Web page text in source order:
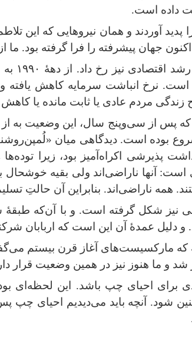
داده است.
آوردند و همان نیروهایی که این
جهان پیشرفته را فرا گرفته بود. ما
اقتصادی نیز رخ داد. از دههٔ ۱۹۹۰
نرخ انباشت سرمایه کاهش یافته و
مردم عادی یا ثابت مانده یا کاهش
پس از سی‌وپنج سال، این وضعیت به
بوده است. دیدگاهی میان
پذیرشی اکراه‌آمیز بود، زیرا
آنها ناراضی‌اند ولی بقیه خوشحال
همه ناراضی‌اند. بنابراین آن حالتِ
نیز شکل گرفته است. و با آن‌که
دلیل عمدهٔ آن این است که اربابان
مارکسیست‌های آغاز قرن بیستم
و ما هنوز نیز در همین وضعیت قرار
برای احیای چپ باشد. این لحظه‌ای
شود. آنچه باید می‌دیدیم احیای چپ